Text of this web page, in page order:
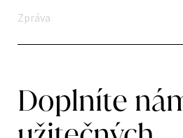
Doplníte